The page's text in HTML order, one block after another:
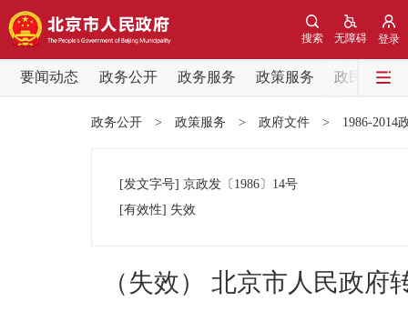
登录
无障碍
搜索
要闻动态 政务公开 政务服务 政策服务
政民互动
党中央精神
政务公开 > 政策服务 > 政府文件 > 1986-2014
[发文字号] 京政发 〔1986〕 14号
[有效性] 失效
（失效） 北京市人民政